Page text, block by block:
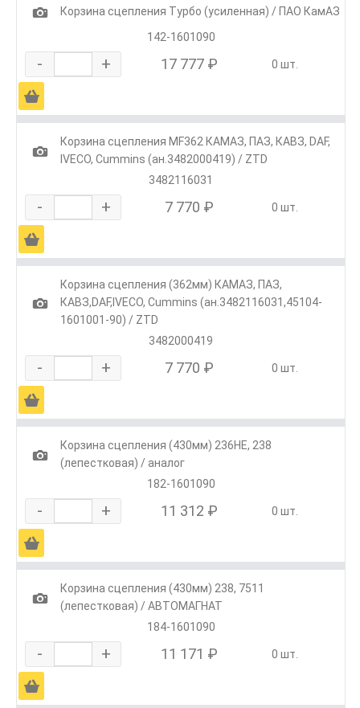
1
Корзина сцепления Турбо (усиленная) / ПАО КамАЗ
142-1601090
- + 17 777 ₽ 0 шт.
Ä
1
Корзина сцепления MF362 КАМАЗ, ПАЗ, КАВЗ, DAF,
IVECO, Cummins (ан.3482000419) / ZTD
3482116031
- + 7 770 ₽ 0 шт.
Ä
1
Корзина сцепления (362мм) КАМАЗ, ПАЗ,
КАВЗ,DAF,IVECO, Cummins (ан.3482116031,45104-
1601001-90) / ZTD
3482000419
- + 7 770 ₽ 0 шт.
Ä
1
Корзина сцепления (430мм) 236НЕ, 238
(лепестковая) / аналог
182-1601090
- + 11 312 ₽ 0 шт.
Ä
1
Корзина сцепления (430мм) 238, 7511
(лепестковая) / АВТОМАГНАТ
184-1601090
- + 11 171 ₽ 0 шт.
Ä